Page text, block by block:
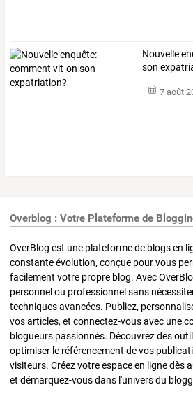
Nouvelle
son
7 août
Overblog : Votre Plateforme de
OverBlog est une plateforme de blogs en
constante évolution, conçue pour vous
facilement votre propre blog. Avec
personnel ou professionnel sans
techniques avancées. Publiez,
vos articles, et connectez-vous avec une
blogueurs passionnés. Découvrez des
optimiser le référencement de vos
visiteurs. Créez votre espace en ligne dès
et démarquez-vous dans l'univers du